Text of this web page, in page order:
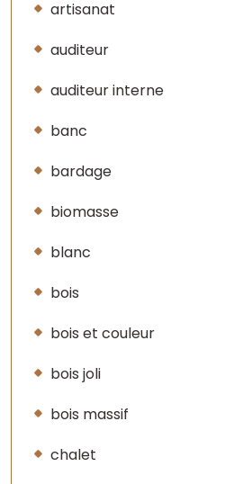
artisanat
auditeur
auditeur interne
banc
bardage
biomasse
blanc
bois
bois et couleur
bois joli
bois massif
chalet